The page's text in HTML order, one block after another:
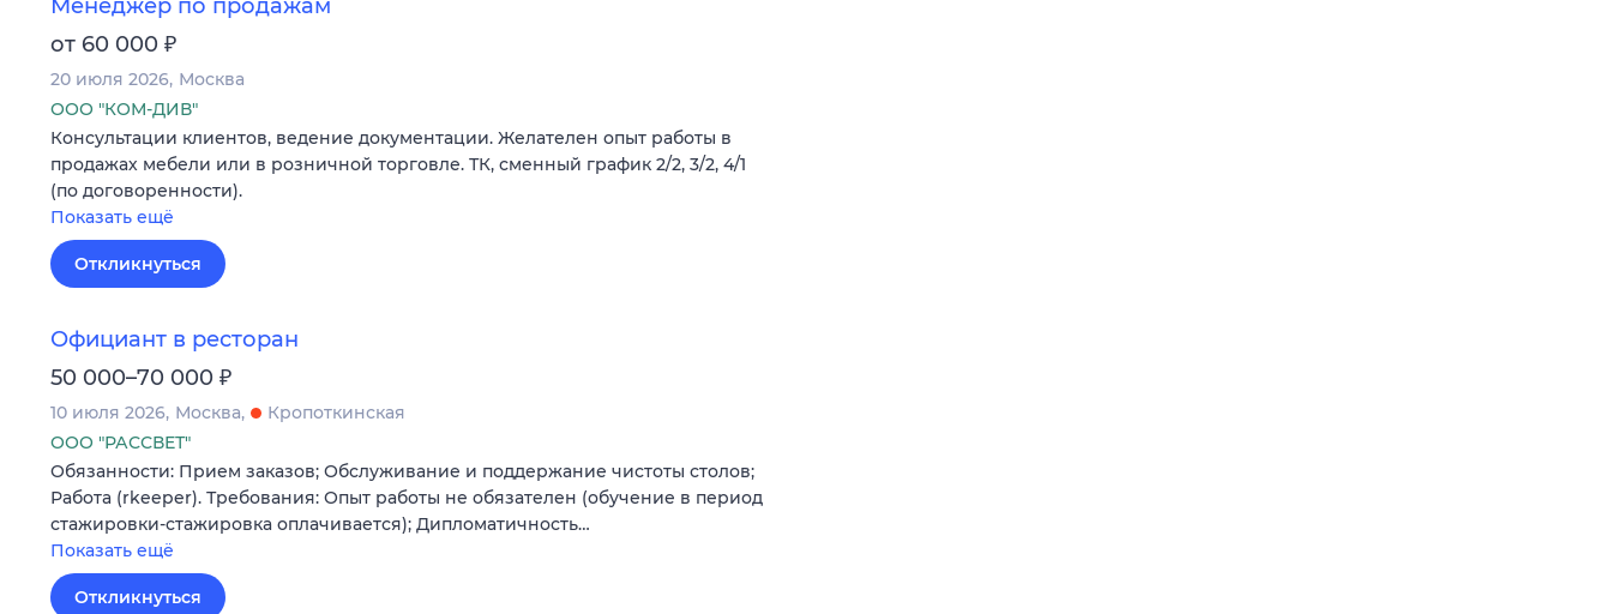
Менеджер по продажам
от 60 000 ₽
20 июля 2026 Москва
ООО "КОМ-ДИВ"
Консультации клиентов, ведение документации. Желателен опыт работы в
продажах мебели или в розничной торговле. ТК, сменный график 2/2, 3/2, 4/1
(по договоренности).
Показать ещё
Откликнуться
Официант в ресторан
50 000–70 000 ₽
10 июля 2026 Москва
Кропоткинская
ООО "РАССВЕТ"
Обязанности: Прием заказов; Обслуживание и поддержание чистоты столов;
Работа (rkeeper). Требования: Опыт работы не обязателен (обучение в период
стажировки-стажировка оплачивается); Дипломатичность…
Показать ещё
Откликнуться